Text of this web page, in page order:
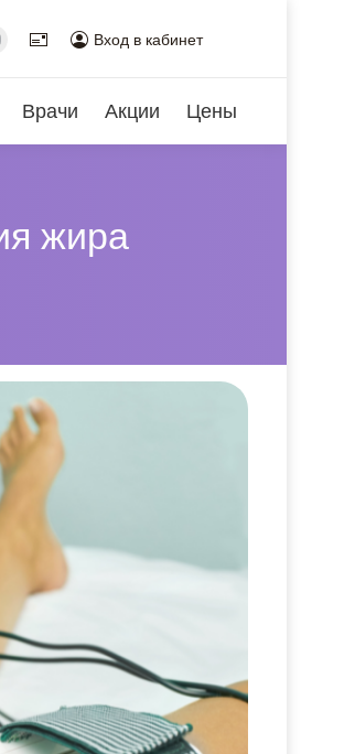
Вход в кабинет
Врачи Акции Цены
жира